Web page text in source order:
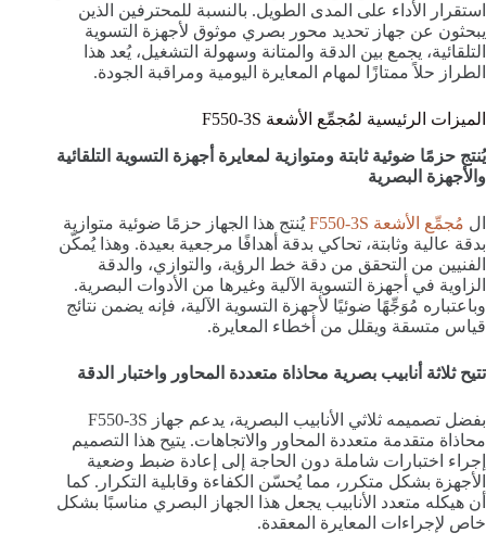
استقرار الأداء على المدى الطويل. بالنسبة للمحترفين الذين
يبحثون عن جهاز تحديد محور بصري موثوق لأجهزة التسوية
التلقائية، يجمع بين الدقة والمتانة وسهولة التشغيل، يُعد هذا
الطراز حلاً ممتازًا لمهام المعايرة اليومية ومراقبة الجودة.
الميزات الرئيسية لمُجمِّع الأشعة F550-3S
يُنتج حزمًا ضوئية ثابتة ومتوازية لمعايرة أجهزة التسوية التلقائية
والأجهزة البصرية
ال مُجمِّع الأشعة F550-3S
يُنتج هذا الجهاز حزمًا ضوئية متوازية
بدقة عالية وثابتة، تحاكي بدقة أهدافًا مرجعية بعيدة. وهذا يُمكّن
الفنيين من التحقق من دقة خط الرؤية، والتوازي، والدقة
الزاوية في أجهزة التسوية الآلية وغيرها من الأدوات البصرية.
وباعتباره مُوَجِّهًا ضوئيًا لأجهزة التسوية الآلية، فإنه يضمن نتائج
قياس متسقة ويقلل من أخطاء المعايرة.
تتيح ثلاثة أنابيب بصرية محاذاة متعددة المحاور واختبار الدقة
بفضل تصميمه ثلاثي الأنابيب البصرية، يدعم جهاز F550-3S
محاذاة متقدمة متعددة المحاور والاتجاهات. يتيح هذا التصميم
إجراء اختبارات شاملة دون الحاجة إلى إعادة ضبط وضعية
الأجهزة بشكل متكرر، مما يُحسّن الكفاءة وقابلية التكرار. كما
أن هيكله متعدد الأنابيب يجعل هذا الجهاز البصري مناسبًا بشكل
خاص لإجراءات المعايرة المعقدة.